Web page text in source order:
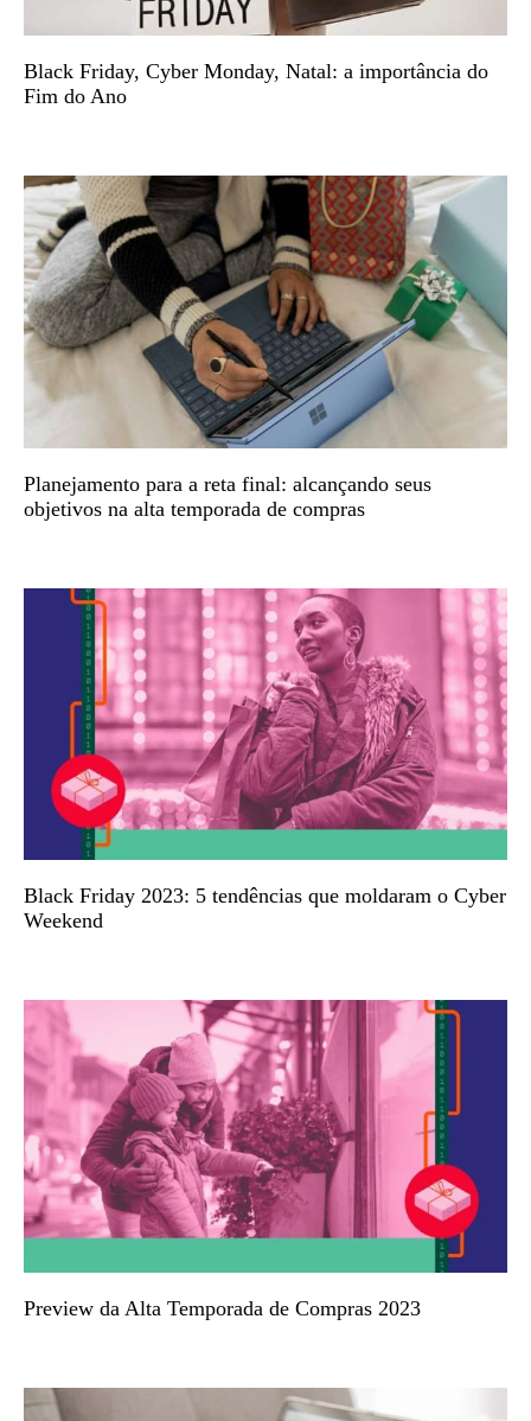
Black Friday, Cyber Monday, Natal: a importância do
Fim do Ano
Planejamento para a reta final: alcançando seus
objetivos na alta temporada de compras
Black Friday 2023: 5 tendências que moldaram o Cyber
Weekend
Preview da Alta Temporada de Compras 2023